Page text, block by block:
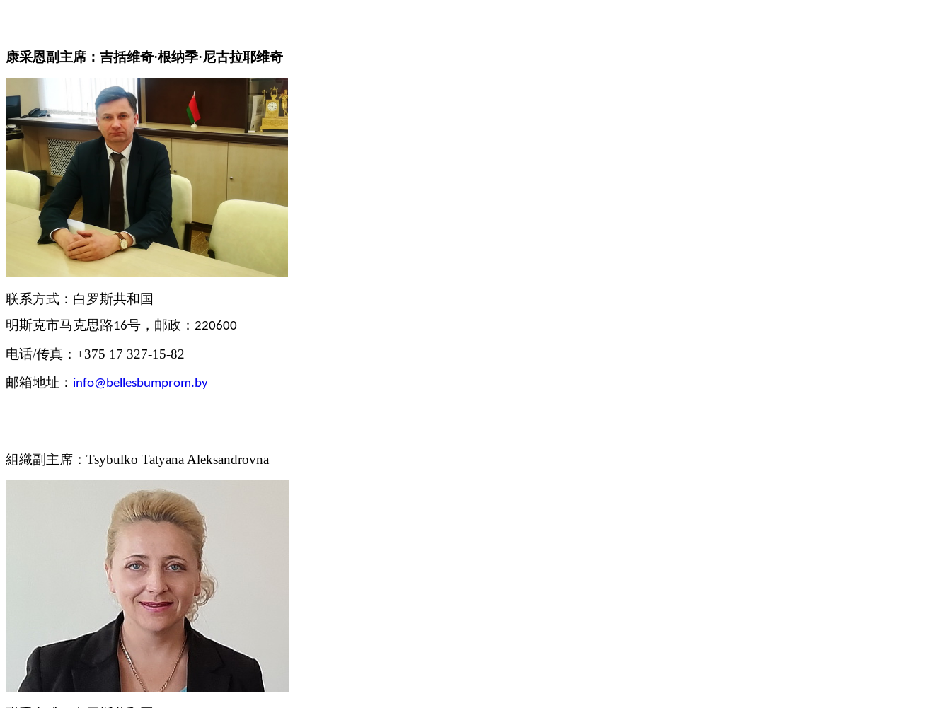
康采恩副主席：吉括维奇·根纳季·尼古拉耶维奇
联系方式：白罗斯共和国
明斯克市马克思路16号 ， 邮政 ： 220600
电话/传真 ： +375 17 327-15-82
邮箱地址 ： info@bellesbumprom.by
組織副主席：Tsybulko Tatyana Aleksandrovna